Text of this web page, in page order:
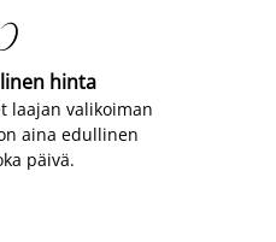
hinta
laajan valikoiman
aina edullinen
päivä.